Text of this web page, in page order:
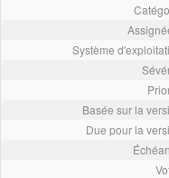
Système
Basée sur la
Due pour la